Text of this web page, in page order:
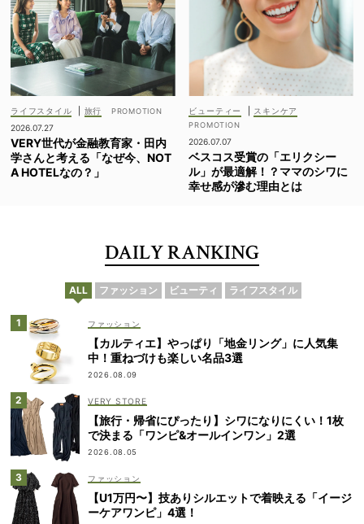
ライフスタイル
旅行
2026.07.27
VERY世代が金融教育家・田内
学さんと考える「なぜ今、NOT
A HOTELなの？」
ビューティー スキンケア
2026.07.07
ベスコス受賞の「エリクシー
ル」が最適解！？ママのシワに
幸せ感が滲む理由とは
DAILY RANKING
ALL ファッション ビューティ ライフスタイル
ファッション
【カルティエ】やっぱり「地金リング」に人気集
中！重ねづけも楽しい名品3選
2026.08.09
VERY STORE
【旅行・帰省にぴったり】シワになりにくい！1枚
で決まる「ワンピ&オールインワン」2選
2026.08.05
ファッション
【U1万円〜】技ありシルエットで着映える「イージ
ーケアワンピ」4選！